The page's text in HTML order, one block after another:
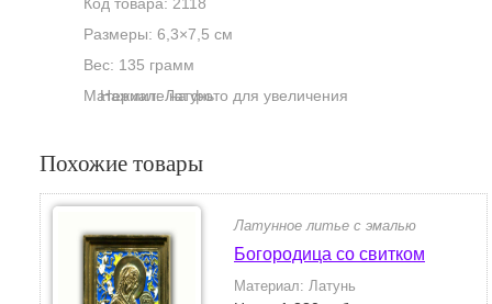
Нажмите на фото для увеличения
Размеры: 6,3×7,5 см
Вес: 135 грамм
Материал: Латунь
Похожие товары
Латунное литье с эмалью
Богородица со свитком
Материал: Латунь